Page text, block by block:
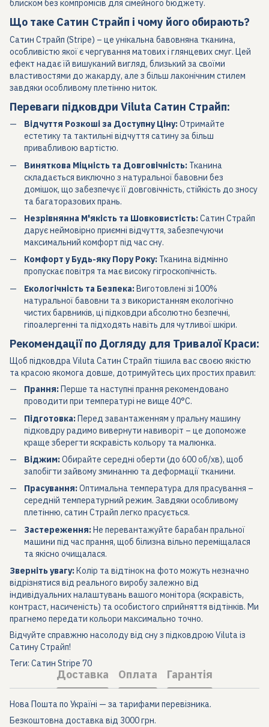
блиском без компромісів для сімейного бюджету.
Що таке Сатин Страйп і чому його обирають?
Сатин Страйп (Stripe) – це унікальна бавовняна тканина,
особливістю якої є чергування матових і глянцевих смуг. Цей
ефект надає їй вишуканий вигляд, близький за своїми
властивостями до жакарду, але з більш лаконічним стилем
завдяки особливому плетінню ниток.
Переваги підковдри Viluta Сатин Страйп:
Відчуття Розкоші за Доступну Ціну:Отримайте
естетику та тактильні відчуття сатину за більш
привабливою вартістю.
Виняткова Міцність та Довговічність: Тканина
складається виключно з натуральної бавовни без
домішок, що забезпечує її довговічність, стійкість до зносу
та багаторазових прань.
Незрівнянна М'якість та Шовковистість:Сатин Страйп
дарує неймовірно приємні відчуття, забезпечуючи
максимальний комфорт під час сну.
Комфорт у Будь-яку Пору Року: Тканина відмінно
пропускає повітря та має високу гігроскопічність.
Екологічність та Безпека:Виготовлені зі 100%
натуральної бавовни та з використанням екологічно
чистих барвників, ці підковдри абсолютно безпечні,
гіпоалергенні та підходять навіть для чутливої шкіри.
Рекомендації по Догляду для Тривалої Краси:
Щоб підковдра Viluta Сатин Страйп тішила вас своєю якістю
та красою якомога довше, дотримуйтесь цих простих правил:
Прання:Перше та наступні прання рекомендовано
проводити при температурі не вище 40°C.
Підготовка:Перед завантаженням у пральну машину
підковдру радимо вивернути навиворіт – це допоможе
краще зберегти яскравість кольору та малюнка.
Віджим:Обирайте середні оберти (до 600 об/хв), щоб
запобігти зайвому зминанню та деформації тканини.
Прасування:Оптимальна температура для прасування –
середній температурний режим. Завдяки особливому
плетінню, сатин Страйп легко прасується.
Застереження:Не перевантажуйте барабан пральної
машини під час прання, щоб білизна вільно переміщалася
та якісно очищалася.
Зверніть увагу:Колір та відтінок на фото можуть незначно
відрізнятися від реального виробу залежно від
індивідуальних налаштувань вашого монітора (яскравість,
контраст, насиченість) та особистого сприйняття відтінків. Ми
прагнемо передати кольори максимально точно.
Відчуйте справжню насолоду від сну з підковдрою Viluta із
Сатину Страйп!
Теги: Сатин Stripe 70
Доставка Оплата Гарантія
Нова Пошта по Україні — за тарифами перевізника.
Безкоштовна доставка від 3000 грн.